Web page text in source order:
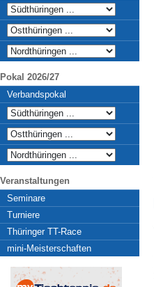
Pokal 2026/27
Verbandspokal
Veranstaltungen
Seminare
Turniere
Thüringer TT-Race
mini-Meisterschaften